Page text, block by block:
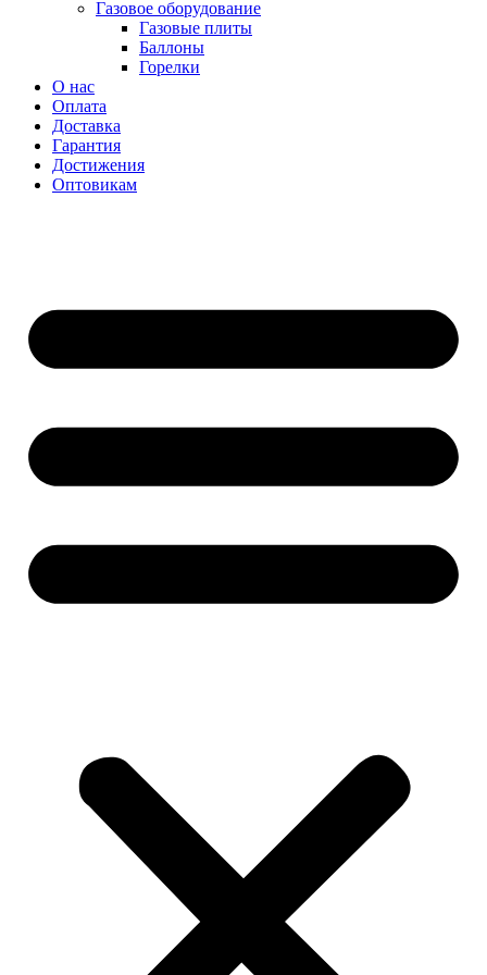
Газовое оборудование
Газовые плиты
Баллоны
Горелки
О нас
Оплата
Доставка
Гарантия
Достижения
Оптовикам